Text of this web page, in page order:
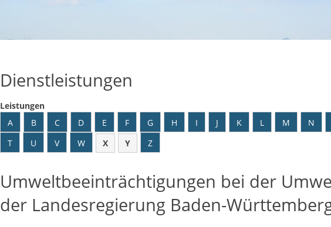
Dienstleistungen
Leistungen
A
B C D E F G H I J K L M N
T
U V W X Y Z
Umweltbeeinträchtigungen bei der
der Landesregierung Baden-